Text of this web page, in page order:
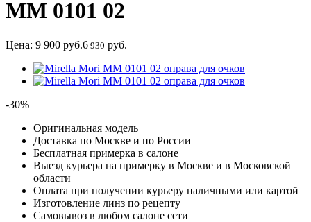
MM 0101 02
Цена: 9 900 руб.6 930 руб.
-30%
Оригинальная модель
Доставка по Москве и по России
Бесплатная примерка в салоне
Выезд курьера на примерку в Москве и в Московской
области
Оплата при получении курьеру наличными или картой
Изготовление линз по рецепту
Самовывоз в любом салоне сети